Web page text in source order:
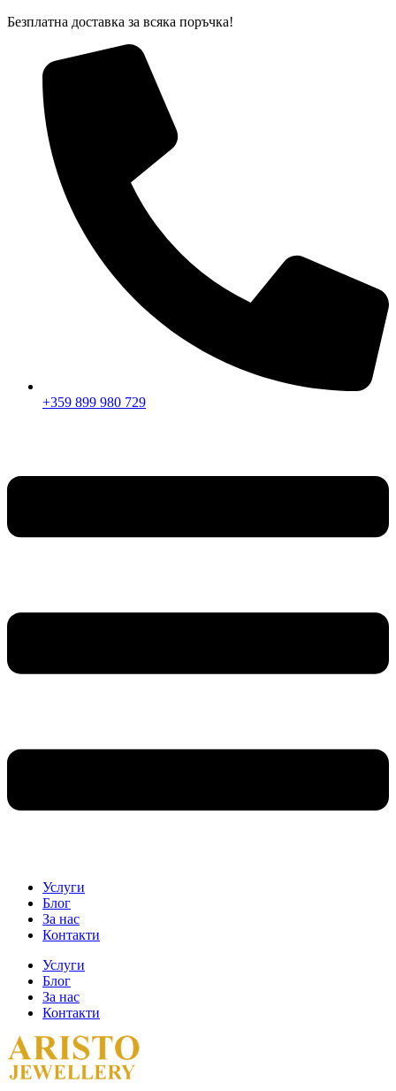
Skip
Безплатна доставка за всяка поръчка!
+359 899 980 729
Услуги
Блог
За нас
Контакти
Услуги
Блог
За нас
Контакти